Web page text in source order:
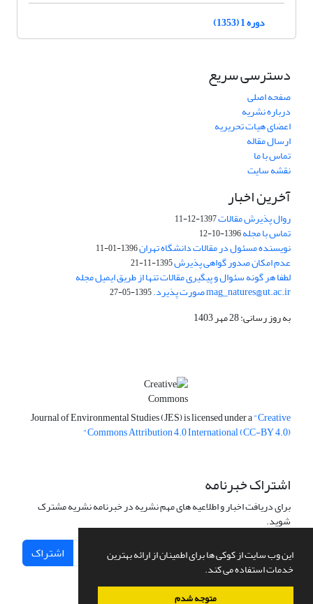
این وب سایت از کوکی ها برای اطمینان از ارائه بهترین
خدمات استفاده می کند.
متوجه شدم
دوره 1 (1353)
دسترسی سریع
صفحه اصلی
درباره نشریه
اعضای هیات تحریریه
ارسال مقاله
تماس با ما
نقشه سایت
آخرین اخبار
روال پذیرش مقالات1397-12-11
تماس با مجله1396-10-12
نویسنده مسئول در مقالات دانشگاه تهران1396-01-11
عدم امکان صدور گواهی پذیرش1395-11-21
لطفا هر گونه سئوال و پیگیری مقالات تنها از طریق ایمیل مجله
mag_natures@ut.ac.ir صورت پذیرد. 1395-05-27
به روز رسانی: 28 مهر 1403
Journal of Environmental Studies (JES) is licensed under a"Creative
Commons Attribution 4.0 International (CC-BY 4.0)"
اشتراک خبرنامه
برای دریافت اخبار و اطلاعیه های مهم نشریه در خبرنامه نشریه مشترک
شوید.
اشتراک